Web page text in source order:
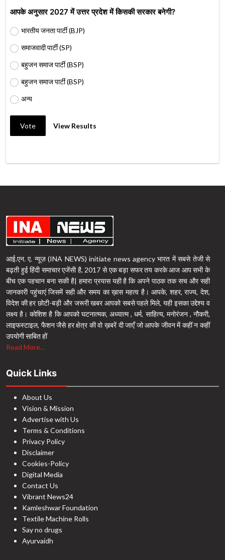
आपके अनुसार 2027 में उत्तर प्रदेश में किसकी सरकार बनेगी?
भारतीय जनता पार्टी (BJP)
समाजवादी पार्टी (SP)
बहुजन समाज पार्टी (BSP)
बहुजन समाज पार्टी (BSP)
अन्य
Vote View Results
आई.एन. ए. न्यूज़ (INA NEWS) initiate news agency भारत में सबसे तेजी से
बढ़ती हुई हिंदी समाचार एजेंसी है, 2017 से एक बड़ा सफर तय करके आज आप सभी के
बीच एक पहचान बना सकी है| हमारा प्रयास यही है कि अपने पाठक तक सच और सही
जानकारी पहुंचाएं जिसमें सही और समय का ख़ास महत्व है। आपके, शहर, राज्य, देश,
विदेश की हर छोटी-बड़ी और जरूरी खबर आपको सबसे पहले मिले, यही इसका उद्देश्य व
लक्ष्य है। कोशिश है कि आपको घटनात्मक, अध्यात्म , धर्म, साहित्य, मनोरंजन , नौकरी,
लाइफस्टाइल, फैशन जैसे हर क्षेत्र की वो ख़बरें दी जाएँ जो आपके जीवन में कहीं न कहीं
उपयोगी साबित हों
Read More...
Quick Links
About Us
Vision & Mission
Advertise with Us
Terms & Conditions
Privacy Policy
Disclaimer
Cookies-Policy
Digital Media
Contact Us
Vibrant News24
Kamleshwar Foundation
Textile Machine Rolls
Say no drugs
Ayurvaidh